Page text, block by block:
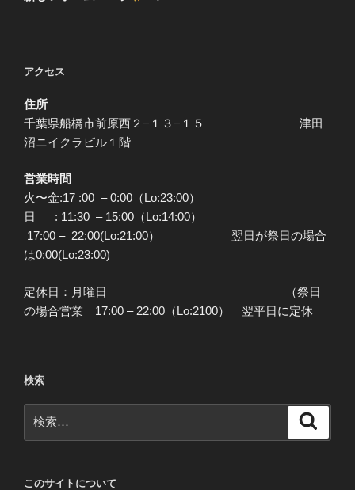
ン
アクセス
住所
千葉県船橋市前原西２−１３−１５ 津田
沼ニイクラビル１階
営業時間
火〜金:17 :00 – 0:00（Lo:23:00）
日 : 11:30 – 15:00（Lo:14:00）
17:00 – 22:00(Lo:21:00） 翌日が祭日の場合
は0:00(Lo:23:00)
定休日：月曜日 （祭日
の場合営業 17:00 – 22:00（Lo:2100） 翌平日に定休
検索
索:
このサイトについて